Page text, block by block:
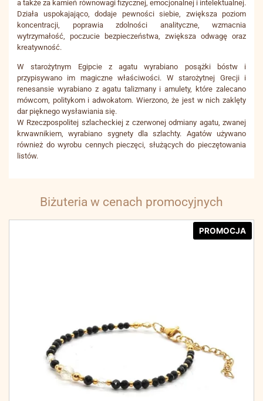
a także za kamień równowagi fizycznej, emocjonalnej i intelektualnej.
Działa uspokajająco, dodaje pewności siebie, zwiększa poziom
koncentracji, poprawia zdolności analityczne, wzmacnia
wytrzymałość, poczucie bezpieczeństwa, zwiększa odwagę oraz
kreatywność.
W starożytnym Egipcie z agatu wyrabiano posążki bóstw i
przypisywano im magiczne właściwości. W starożytnej Grecji i
renesansie wyrabiano z agatu talizmany i amulety, które zalecano
mówcom, politykom i adwokatom. Wierzono, że jest w nich zaklęty
dar pięknego wysławiania się.
W Rzeczpospolitej szlacheckiej z czerwonej odmiany agatu, zwanej
krwawnikiem, wyrabiano sygnety dla szlachty. Agatów używano
również do wyrobu cennych pieczęci, służących do pieczętowania
listów.
Biżuteria w cenach promocyjnych
PROMOCJA